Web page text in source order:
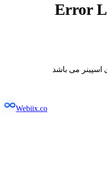
Error
اسپینر می باشد
Webiix.co